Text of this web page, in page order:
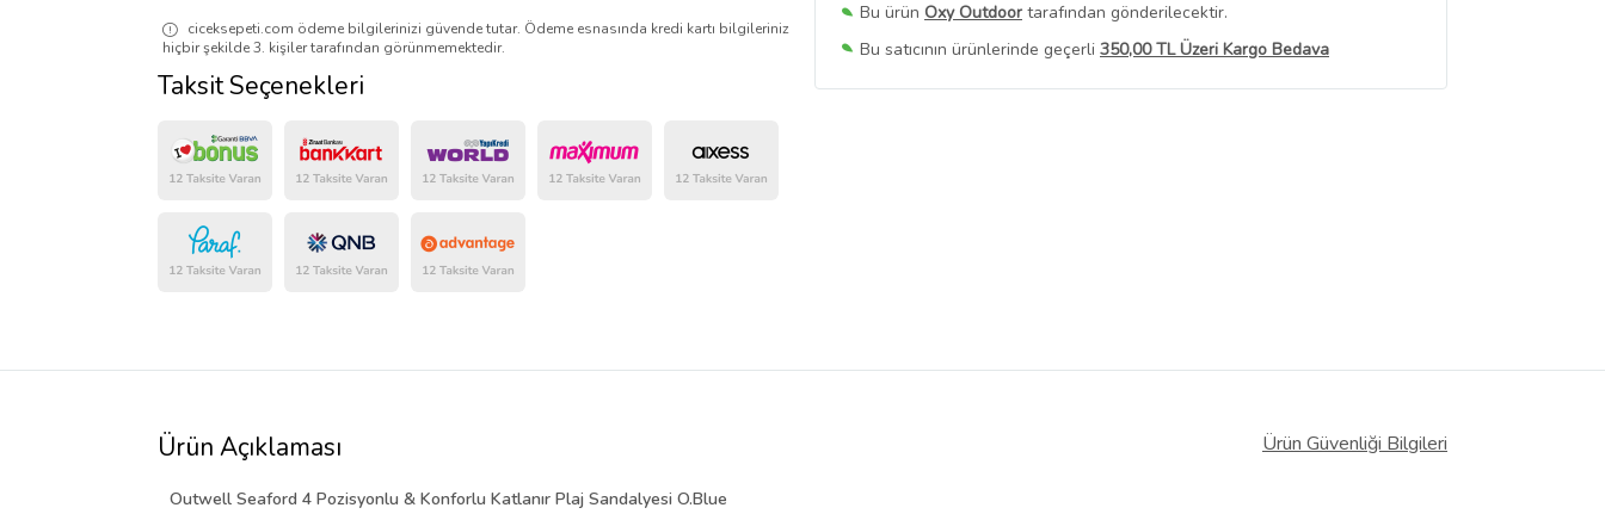
Bu ürün Oxy Outdoor tarafından gönderilecektir.
Bu satıcının ürünlerinde geçerli 350,00 TL Üzeri Kargo Bedava
Bu SatıcınınTüm Ürünlerini Görüntüle
ciceksepeti.com ödeme bilgilerinizi güvende tutar. Ödeme esnasında kredi kartı bilgileriniz
hiçbir şekilde 3. kişiler tarafından görünmemektedir.
Taksit Seçenekleri
Ürün Açıklaması Ürün Güvenliği Bilgileri
Outwell Seaford 4 Pozisyonlu & Konforlu Katlanır Plaj Sandalyesi O.Blue